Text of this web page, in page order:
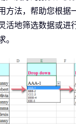
方法，帮助您根据
活地筛选数据或进